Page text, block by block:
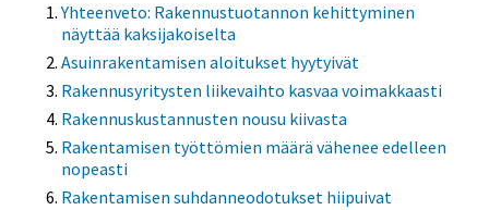
Yhteenveto: Rakennustuotannon kehittyminen
näyttää kaksijakoiselta
Asuinrakentamisen aloitukset hyytyivät
Rakennusyritysten liikevaihto kasvaa voimakkaasti
Rakennuskustannusten nousu kiivasta
Rakentamisen työttömien määrä vähenee edelleen
nopeasti
Rakentamisen suhdanneodotukset hiipuivat